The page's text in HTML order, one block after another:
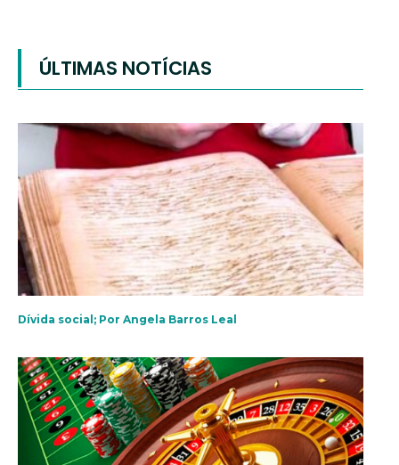
ÚLTIMAS NOTÍCIAS
Dívida social; Por Angela Barros Leal